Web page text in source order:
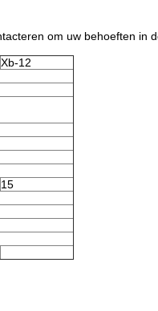
om uw behoeften in
Xb-12
15